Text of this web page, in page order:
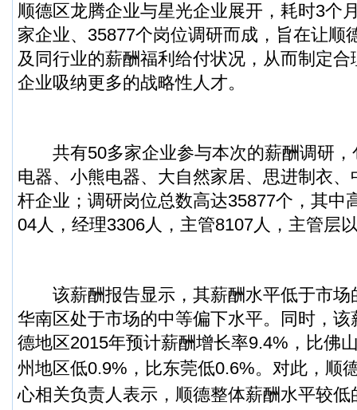
顺德区龙腾企业与星光企业展开，耗时3个
家企业、35877个岗位调研而成，旨在让顺
及同行业的薪酬福利给付状况，从而制定
企业吸纳更多的战略性人才。
共有50多家企业参与本次的薪酬调研，
电器、小熊电器、大自然家居、思进制衣
杆企业；调研岗位总数高达35877个，其中
04人，经理3306人，主管8107人，主管层
该薪酬报告显示，其薪酬水平低于市场
华南区处于市场的中等偏下水平。同时，
德地区2015年预计薪酬增长率9.4%，比佛
州地区低0.9%，比东莞低0.6%。 对此，顺
心相关负责人表示，顺德整体薪酬水平较